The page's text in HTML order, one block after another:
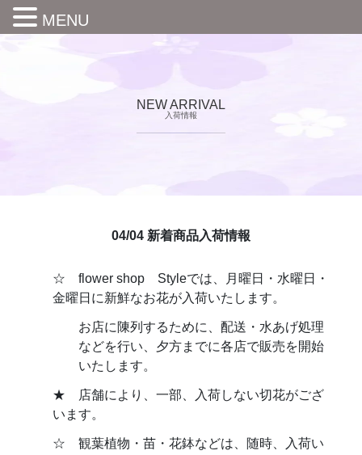
NEW ARRIVAL
入荷情報
04/04 新着商品入荷情報
☆ flower shop Styleでは、月曜日・水曜日・
金曜日に新鮮なお花が入荷いたします。
お店に陳列するために、配送・水あげ処理
などを行い、夕方までに各店で販売を開始
いたします。
★ 店舗により、一部、入荷しない切花がござ
います。
☆ 観葉植物・苗・花鉢などは、随時、入荷い
MENU